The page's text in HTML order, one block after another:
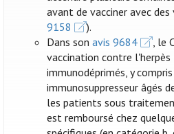
avant de vacciner avec
9158
).
Dans sonavis 9684
, le
vaccination contre
immunodéprimés, y
immunosuppresseur âgés
les patients sous
est remboursé chez